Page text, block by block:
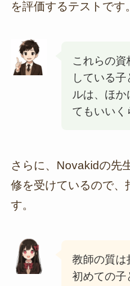
を評価するテストです。
これらの
している
ルは、ほか
てもいいく
さらに、Novakidの先
修を受けているので、
す。
教師の質は
初めての子